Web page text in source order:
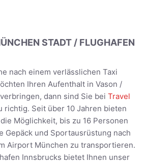
STADT / FLUGHAFEN
nach einem verlässlichen Taxi
Ihren Aufenthalt in Vason /
dann sind Sie bei Travel
richtig. Seit über 10 Jahren bieten
Möglichkeit, bis zu 16 Personen
Gepäck und Sportausrüstung nach
Airport München zu transportieren.
Innsbrucks bietet Ihnen unser